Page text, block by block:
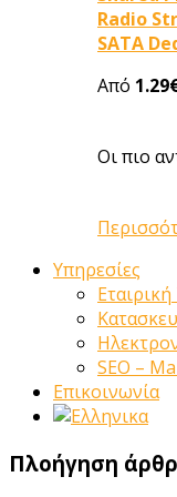
Radio
SATA
Από
Οι πιο
Υπηρεσίες
SEO –
Επικοινωνία
Πλοήγηση